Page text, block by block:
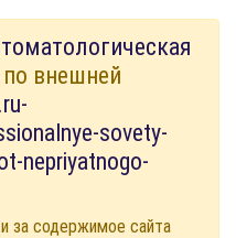
по внешней
sovety-
nepriyatnogo-
за содержимое сайта